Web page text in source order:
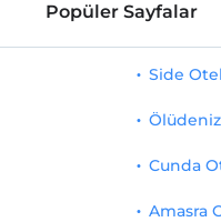
Popüler Sayfalar
Side
Cunda
Amasra